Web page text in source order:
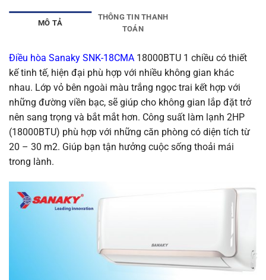
MÔ TẢ
THÔNG TIN THANH
TOÁN
Điều hòa Sanaky SNK-18CMA 18000BTU 1 chiều có thiết
kế tinh tế, hiện đại phù hợp với nhiều không gian khác
nhau. Lớp vỏ bên ngoài màu trắng ngọc trai kết hợp với
những đường viền bạc, sẽ giúp cho không gian lắp đặt trở
nên sang trọng và bắt mắt hơn. Công suất làm lạnh 2HP
(18000BTU) phù hợp với những căn phòng có diện tích từ
20 – 30 m2. Giúp bạn tận hưởng cuộc sống thoải mái
trong lành.